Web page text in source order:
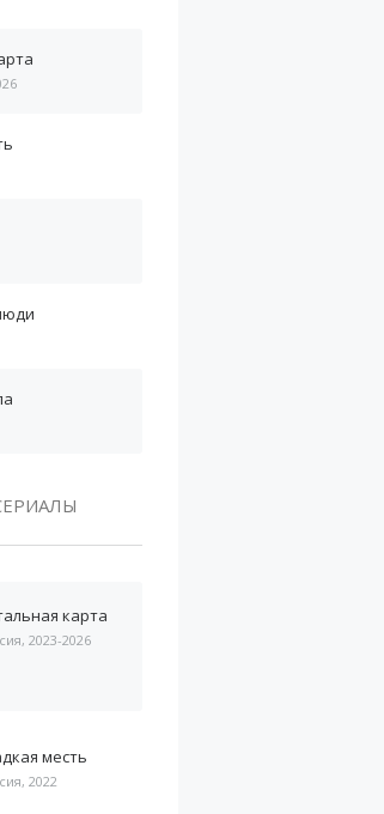
карта
2023-2026
месть
2022